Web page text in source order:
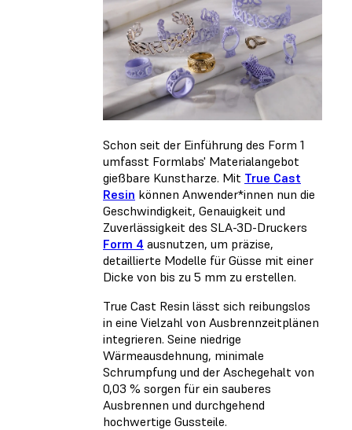
Schon seit der Einführung des Form 1
umfasst Formlabs' Materialangebot
gießbare Kunstharze. Mit True Cast
Resin können Anwender*innen nun die
Geschwindigkeit, Genauigkeit und
Zuverlässigkeit des SLA-3D-Druckers
Form 4 ausnutzen, um präzise,
detaillierte Modelle für Güsse mit einer
Dicke von bis zu 5 mm zu erstellen.
True Cast Resin lässt sich reibungslos
in eine Vielzahl von Ausbrennzeitplänen
integrieren. Seine niedrige
Wärmeausdehnung, minimale
Schrumpfung und der Aschegehalt von
0,03 % sorgen für ein sauberes
Ausbrennen und durchgehend
hochwertige Gussteile.